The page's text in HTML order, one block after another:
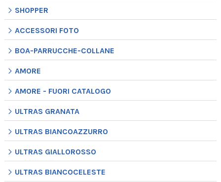
SHOPPER
ACCESSORI FOTO
BOA-PARRUCCHE-COLLANE
AMORE
AMORE - FUORI CATALOGO
ULTRAS GRANATA
ULTRAS BIANCOAZZURRO
ULTRAS GIALLOROSSO
ULTRAS BIANCOCELESTE